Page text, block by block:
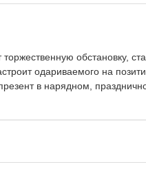
обстановку,
одариваемого на
в нарядном,